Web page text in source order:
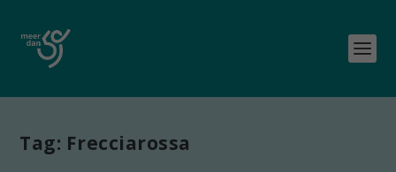
Tag: Frecciarossa